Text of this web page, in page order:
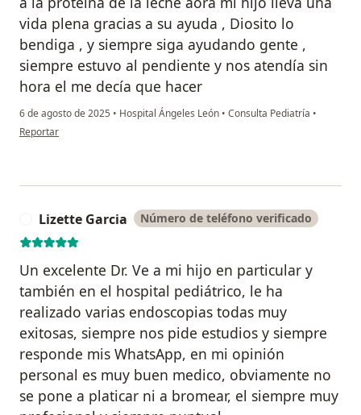
vida plena gracias a su ayuda , Diosito lo
bendiga , y siempre siga ayudando gente ,
siempre estuvo al pendiente y nos atendía sin
hora el me decía que hacer
6 de agosto de 2025 • Hospital Ángeles León • Consulta Pediatría •
en opinión del usuario Wiliam moreno
Reportar
Lizette Garcia Número de teléfono verificado
Un excelente Dr. Ve a mi hijo en particular y
también en el hospital pediátrico, le ha
realizado varias endoscopias todas muy
exitosas, siempre nos pide estudios y siempre
responde mis WhatsApp, en mi opinión
personal es muy buen medico, obviamente no
se pone a platicar ni a bromear, el siempre muy